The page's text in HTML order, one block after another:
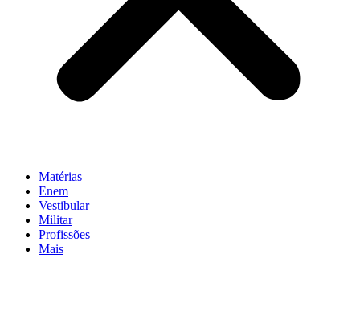
Matérias
Enem
Vestibular
Militar
Profissões
Mais